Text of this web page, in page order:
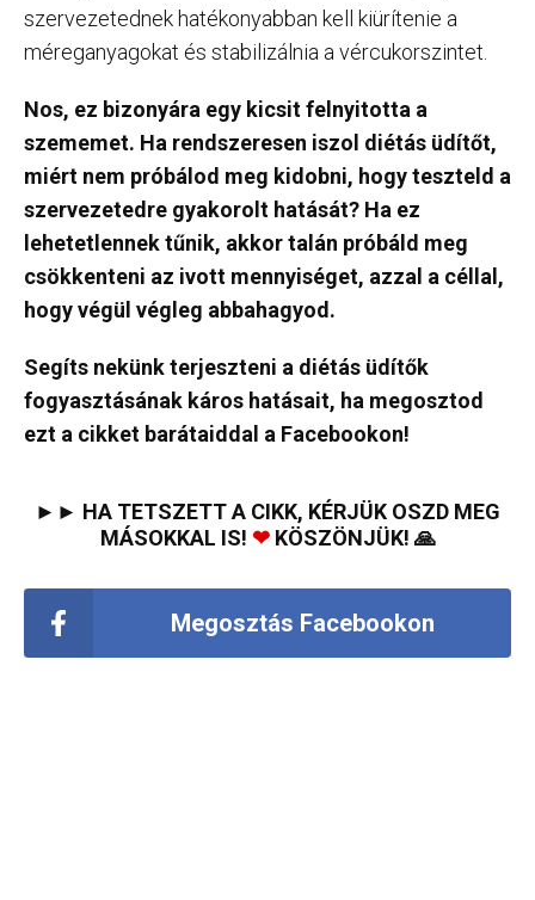
szervezetednek hatékonyabban kell kiürítenie a
méreganyagokat és stabilizálnia a vércukorszintet.
Nos, ez bizonyára egy kicsit felnyitotta a
szememet. Ha rendszeresen iszol diétás üdítőt,
miért nem próbálod meg kidobni, hogy teszteld a
szervezetedre gyakorolt hatását? Ha ez
lehetetlennek tűnik, akkor talán próbáld meg
csökkenteni az ivott mennyiséget, azzal a céllal,
hogy végül végleg abbahagyod.
Segíts nekünk terjeszteni a diétás üdítők
fogyasztásának káros hatásait, ha megosztod
ezt a cikket barátaiddal a Facebookon!
►► HA TETSZETT A CIKK, KÉRJÜK OSZD MEG
MÁSOKKAL IS! ❤KÖSZÖNJÜK! 🙏
Megosztás Facebookon